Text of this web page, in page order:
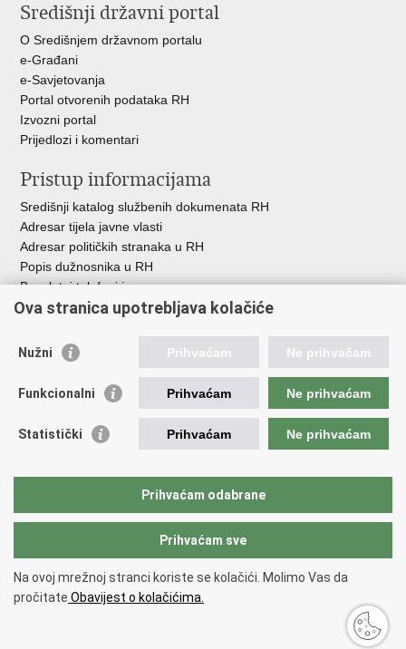
FacebookuTwitteru
Središnji državni portal
O Središnjem državnom portalu
e-Građani
e-Savjetovanja
Portal otvorenih podataka RH
Izvozni portal
Prijedlozi i komentari
Pristup informacijama
Središnji katalog službenih dokumenata RH
Adresar tijela javne vlasti
Adresar političkih stranaka u RH
Popis dužnosnika u RH
Besplatni telefoni javne uprave
Pozivi za žurnu pomoć
Važne poveznice
Pučka pravobraniteljica
Pravobraniteljica za osobe s invaliditetom
Europski institut za ravnopravnost spolova
Državni zavod za statistiku
Povratak na vrh
Copyright © 2026 Ured za ravnopravnost spolova.
Ova stranica upotrebljava kolačiće
Nužni Prihvaćam Ne prihvaćam
Funkcionalni Prihvaćam Ne prihvaćam
Statistički Prihvaćam Ne prihvaćam
Prihvaćam odabrane
Prihvaćam sve
Na ovoj mrežnoj stranci koriste se kolačići. Molimo Vas da
pročitate Obavijest o kolačićima.